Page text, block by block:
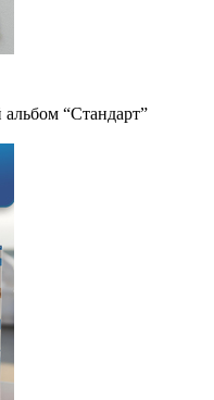
“Стандарт”